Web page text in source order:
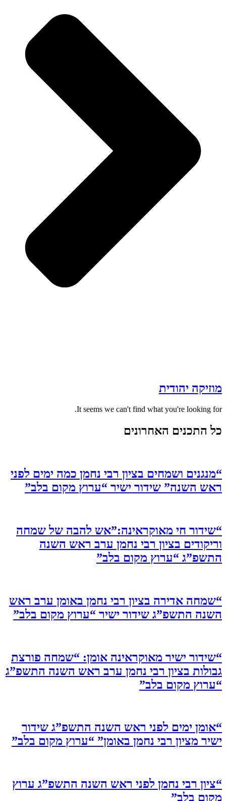
מוזיקה יהודית
It seems we can't find what you're looking for.
כל התכנים האחרונים
“מנגנים ושמחים בציון רבי נחמן כמה ימים לפני
ראש השנה” שידור ישיר “ערוץ מקום בלב”
“שידור חי מאוקראינה:”אש להבה של שמחה
וריקודים בציון רבי נחמן ערב ראש השנה
התשפ”ג “ערוץ מקום בלב”
“שמחה אדירה בציון רבי נחמן באומן ערב ראש
השנה התשפ”ג שידור ישיר “ערוץ מקום בלב”
“שידור ישיר מאוקראינה אומן: “שמחה פורצת
גבולות בציון רבי נחמן ערב ראש השנה התשפ”ג
“ערוץ מקום בלב”
“אומן ימים לפני ראש השנה התשפ”ג שידור
ישיר מציון רבי נחמן באומן” “ערוץ מקום בלב”
“ציון רבי נחמן לפני ראש השנה התשפ”ג ערוץ
מקום בלב”